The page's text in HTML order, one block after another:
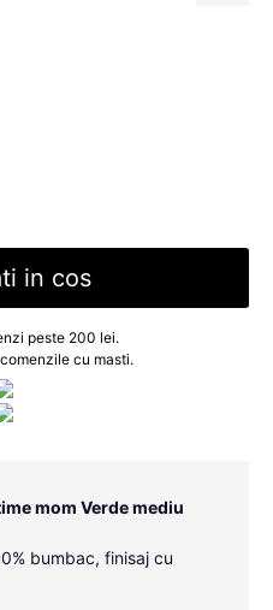
in cos
peste 200 lei.
cu masti.
mom Verde mediu
bumbac, finisaj cu